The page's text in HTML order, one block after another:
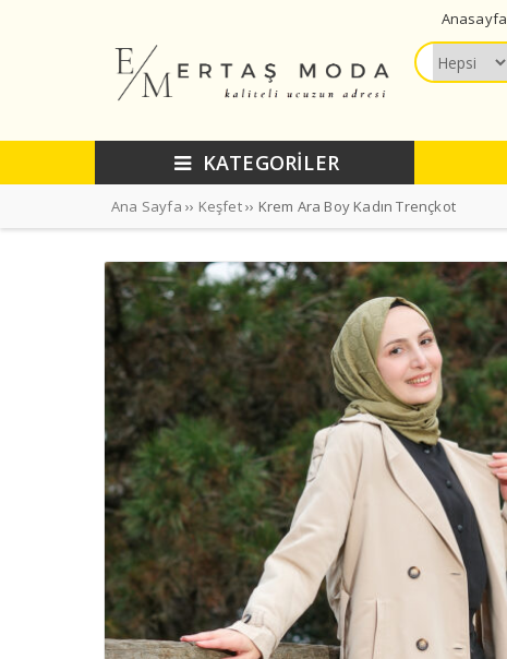
Anasayfa
KATEGORİLER
Ana Sayfa ›› Keşfet›› Krem Ara Boy Kadın Trençkot